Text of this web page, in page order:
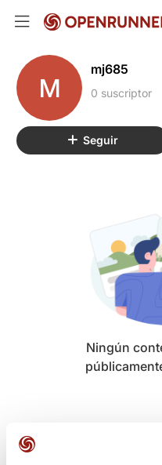
M
mj685
0 suscriptor
Seguir
Ningún